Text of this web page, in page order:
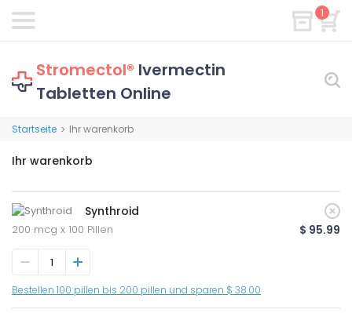
1
Stromectol® Ivermectin
Tabletten Online
Startseite > Ihr warenkorb
Ihr warenkorb
Synthroid
200 mcg x 100 Pillen $ 95.99
Bestellen 100 pillen bis 200 pillen und sparen $ 38.00